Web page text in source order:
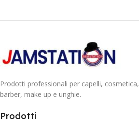
Prodotti professionali per capelli, cosmetica,
barber, make up e unghie.
Prodotti